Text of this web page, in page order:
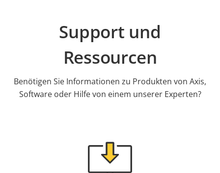
Support und
Ressourcen
Benötigen Sie Informationen zu Produkten von Axis,
Software oder Hilfe von einem unserer Experten?